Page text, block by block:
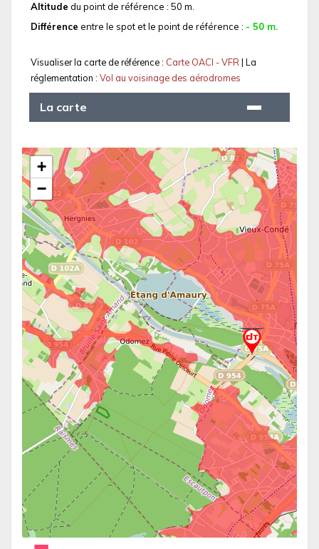
Altitude du point de référence : 50 m.
Différence entre le spot et le point de référence : - 50 m.
Visualiser la carte de référence : Carte OACI - VFR| La
réglementation : Vol au voisinage des aérodromes
La carte